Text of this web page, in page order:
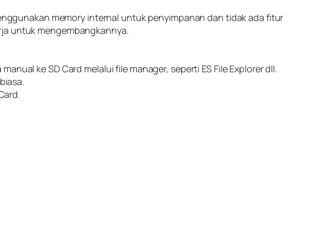
memory internal untuk penyimpanan dan tidak ada fitur
untuk mengembangkannya.
ke SD Card melalui file manager, seperti ES File Explorer dll.